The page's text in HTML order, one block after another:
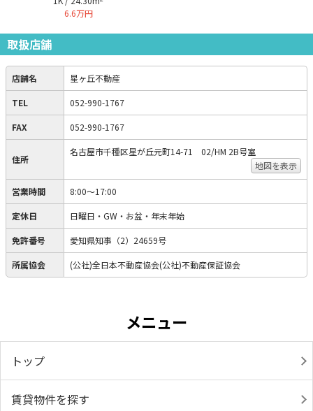
6.6万円
取扱店舗
店舗名 星ヶ丘不動産
TEL 052-990-1767
FAX 052-990-1767
住所
名古屋市千種区星が丘元町14-71 02/HM 2B号室
地図を表示
営業時間 8:00～17:00
定休日 日曜日・GW・お盆・年末年始
免許番号 愛知県知事（2）24659号
所属協会 (公社)全日本不動産協会(公社)不動産保証協会
メニュー
トップ
賃貸物件を探す